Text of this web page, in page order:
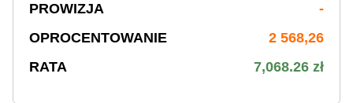
PROWIZJA
-
OPROCENTOWANIE
2 568,26
RATA
7,068.26 zł